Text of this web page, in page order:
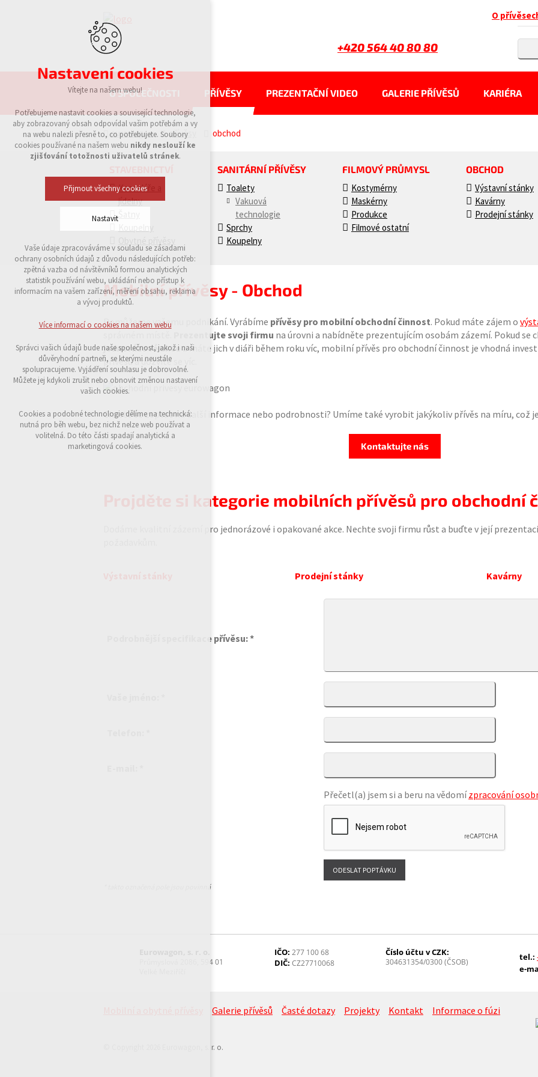
O
+420 564 40 80 80
O SPOLEČNOSTI PŘÍVĚSY PREZENTAČNÍ VIDEO GALERIE PŘÍVĚSŮ KARIÉRA
eurowagon přívěsy obchod
Kanceláře a
jídelny
SANITÁRNÍ PŘÍVĚSY
Toalety
Vakuová
technologie
Sprchy
Koupelny
FILMOVÝ PRŮMYSL
Kostymérny
Maskérny
Produkce
Filmové ostatní
OBCHOD
Výstavní stánky
Kavárny
Prodejní stánky
Mobilní přívěsy - Obchod
Pomůžeme vašemu podnikání. Vyrábíme přívěsy pro mobilní obchodní činnost. Pokud máte zájem o
Prezentujte svoji firmu na úrovni a nabídněte prezentujícím osobám zázemí. Pokud se
jednorázové akce a máte jich v diáři během roku víc, mobilní přívěs pro obchodní činnost je vhodná
přívěsů a dozvíte se víc.
Chcete se zeptat na další informace nebo podrobnosti? Umíme také vyrobit jakýkoliv přívěs na míru, což
Kontaktujte nás
Projděte si kategorie mobilních přívěsů pro obchodní
Dodáme kvalitní zázemí pro jednorázové i opakované akce. Nechte svoji firmu růst a buďte v její
Prodejní stánky Kavárny
Podrobnější specifikace přívěsu: *
Přečetl(a) jsem si a beru na vědomízpracování
* takto označená pole jsou povinná
Průmyslová 2086, 594 01
IČO: 277 100 68
DIČ: CZ27710068
Číslo účtu v CZK:
304631354/0300 (ČSOB) tel.:
e-
Galerie přívěsů Časté dotazy Projekty Kontakt Informace o fúzi
© Copyright 2026 Eurowagon, s. r. o.
Nastavení cookies
Vítejte na našem webu!
Potřebujeme nastavit cookies a související technologie,
aby zobrazovaný obsah odpovídal vašim potřebám a vy
na webu nalezli přesně to, co potřebujete. Soubory
cookies používané na našem webu nikdy neslouží ke
zjišťování totožnosti uživatelů stránek.
Přijmout všechny cookies
Nastavit
Technická cookies
nutná pro provozování webu
udržení kontextu stránek (session): případná
přihlášení, volby jazyka, apod.
analytická pro anonymizované vyhodnocení
návštěvnosti
marketingová cookies (Google)
Více informací o cookies na našem webu
Odmítnout vše
Vaše údaje zpracováváme v souladu se zásadami
ochrany osobních údajů z důvodu následujících potřeb:
zpětná vazba od návštěvníků formou analytických
statistik používání webu, ukládání nebo přístup k
informacím na vašem zařízení, měření obsahu, reklama
a vývoj produktů.
Více informací o cookies na našem webu
Správci vašich údajů bude naše společnost, jakož i naši
důvěryhodní partneři, se kterými neustále
spolupracujeme. Vyjádření souhlasu je dobrovolné.
Můžete jej kdykoli zrušit nebo obnovit změnou nastavení
vašich cookies.
Cookies a podobné technologie dělíme na technická:
nutná pro běh webu, bez nichž nelze web používat a
volitelná. Do této části spadají analytická a
marketingová cookies.